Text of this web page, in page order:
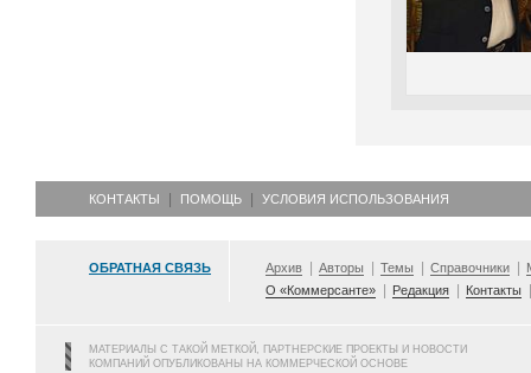
КОНТАКТЫ ПОМОЩЬ УСЛОВИЯ ИСПОЛЬЗОВАНИЯ
ОБРАТНАЯ СВЯЗЬ Архив Авторы Темы Справочники
О «Коммерсанте»
Редакция Контакты
МАТЕРИАЛЫ С ТАКОЙ МЕТКОЙ, ПАРТНЕРСКИЕ ПРОЕКТЫ И НОВОСТИ
КОМПАНИЙ ОПУБЛИКОВАНЫ НА КОММЕРЧЕСКОЙ ОСНОВЕ